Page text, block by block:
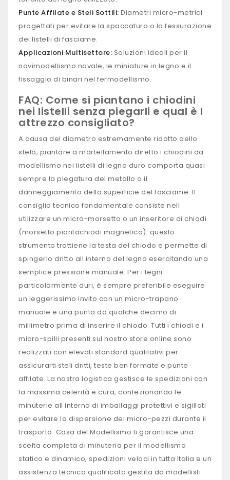
Punte Affilate e Steli Sottili: Diametri micro-metrici
progettati per evitare la spaccatura o la fessurazione
dei listelli di fasciame.
Applicazioni Multisettore: Soluzioni ideali per il
navimodellismo navale, le miniature in legno e il
fissaggio di binari nel fermodellismo.
FAQ: Come si piantano i chiodini
nei listelli senza piegarli e qual è l
attrezzo consigliato?
A causa del diametro estremamente ridotto dello
stelo, piantare a martellamento diretto i chiodini da
modellismo nei listelli di legno duro comporta quasi
sempre la piegatura del metallo o il
danneggiamento della superficie del fasciame. Il
consiglio tecnico fondamentale consiste nell
utilizzare un micro-morsetto o un inseritore di chiodi
(morsetto piantachiodi magnetico): questo
strumento trattiene la testa del chiodo e permette di
spingerlo dritto all interno del legno esercitando una
semplice pressione manuale. Per i legni
particolarmente duri, è sempre preferibile eseguire
un leggerissimo invito con un micro-trapano
manuale e una punta da qualche decimo di
millimetro prima di inserire il chiodo. Tutti i chiodi e i
micro-spilli presenti sul nostro store online sono
realizzati con elevati standard qualitativi per
assicurarti steli dritti, teste ben formate e punte
affilate. La nostra logistica gestisce le spedizioni con
la massima celerità e cura, confezionando le
minuterie all interno di imballaggi protettivi e sigillati
per evitare la dispersione dei micro-pezzi durante il
trasporto. Casa del Modellismo ti garantisce una
scelta completa di minuteria per il modellismo
statico e dinamico, spedizioni veloci in tutta Italia e un
assistenza tecnica qualificata gestita da modellisti